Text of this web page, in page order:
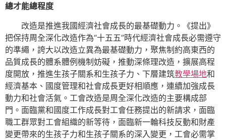
總才能總程度
改造是推進我國經濟社會成長的最基礎動力。《提出》
把保持周全深化改造作為“十五五”時代經濟社會成長必需遵守
的準繩，誇大以改造立異為最基礎動力，聚焦制約高東西的
品質成長的體系體例機制妨礙，推動深條理改造，擴展高程
度開放，推進生孩子關系和生孩子力、下層建筑教學場地和
經濟基本、國度管理和社會成長更好相順應，連續加強成長
動力和社會活氣。工會改造是周全深化改造的主要構成部
門。面臨黨和國度工作成長對工會任務提出的新請求，面臨
職工群眾對工會組織的新等待，面臨新一輪科技反動和財產
變更帶來的生孩子力和生孩子關系的深入變更，工會必需掌